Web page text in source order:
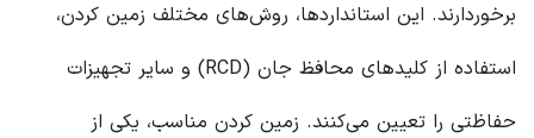
برخوردارند. این استانداردها، روش‌های مختلف زمین کردن،
استفاده از کلیدهای محافظ جان (RCD) و سایر تجهیزات
حفاظتی را تعیین می‌کنند. زمین کردن مناسب، یکی از